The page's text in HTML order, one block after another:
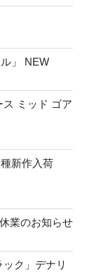
」 NEW
ミッド ゴア
新作入荷
業のお知らせ
ク」デナリ